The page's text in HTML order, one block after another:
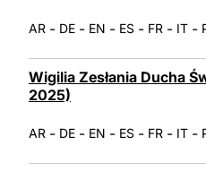
AR - DE - EN - ES - FR - IT -
Wigilia Zesłania Ducha
2025)
AR - DE - EN - ES - FR - IT -